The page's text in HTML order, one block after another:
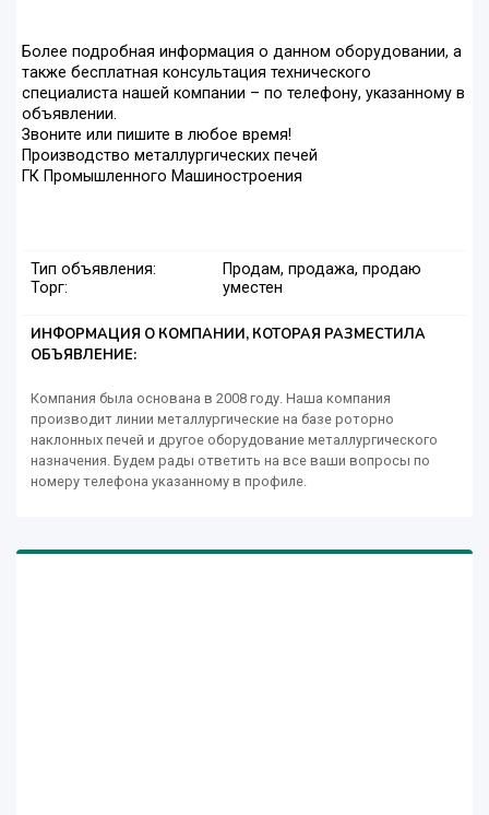
Более подробная информация о данном оборудовании, а
также бесплатная консультация технического
специалиста нашей компании – по телефону, указанному в
объявлении.
Звоните или пишите в любое время!
Производство металлургических печей
ГК Промышленного Машиностроения
Тип объявления:
Продам, продажа, продаю
Торг:
уместен
ИНФОРМАЦИЯ О КОМПАНИИ, КОТОРАЯ РАЗМЕСТИЛА
ОБЪЯВЛЕНИЕ:
Компания была основана в 2008 году. Наша компания
производит линии металлургические на базе роторно
наклонных печей и другое оборудование металлургического
назначения. Будем рады ответить на все ваши вопросы по
номеру телефона указанному в профиле.